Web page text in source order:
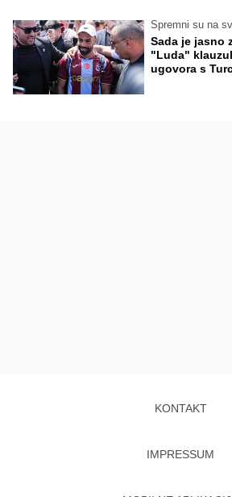
Spremni su na
Sada je jasno
"Luda"
ugovora s
KONTAKT
IMPRESSUM